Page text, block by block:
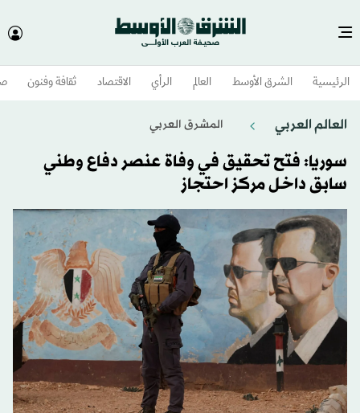
الرئيسية الشرق الأوسط​ العالم الرأي الاقتصاد ثقافة وفنون
العالم العربي المشرق العربي
سوريا: فتح تحقيق في وفاة عنصر دفاع وطني
سابق داخل مركز احتجاز